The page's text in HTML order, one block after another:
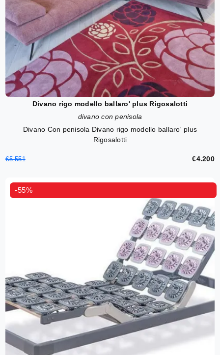
Divano rigo modello ballaro' plus Rigosalotti
divano con penisola
Divano Con penisola Divano rigo modello ballaro' plus
Rigosalotti
€5.551 €4.200
-55%